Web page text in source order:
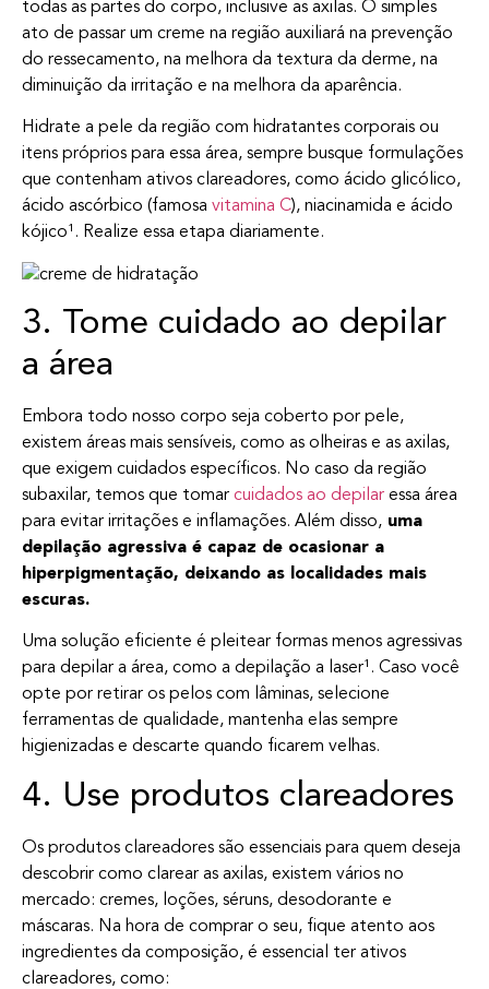
todas as partes do corpo, inclusive as axilas. O simples
ato de passar um creme na região auxiliará na prevenção
do ressecamento, na melhora da textura da derme, na
diminuição da irritação e na melhora da aparência.
Hidrate a pele da região com hidratantes corporais ou
itens próprios para essa área, sempre busque formulações
que contenham ativos clareadores, como ácido glicólico,
ácido ascórbico (famosa vitamina C), niacinamida e ácido
kójico¹. Realize essa etapa diariamente.
3. Tome cuidado ao depilar
a área
Embora todo nosso corpo seja coberto por pele,
existem áreas mais sensíveis, como as olheiras e as axilas,
que exigem cuidados específicos. No caso da região
subaxilar, temos que tomar cuidados ao depilar essa área
para evitar irritações e inflamações. Além disso, uma
depilação agressiva é capaz de ocasionar a
hiperpigmentação, deixando as localidades mais
escuras.
Uma solução eficiente é pleitear formas menos agressivas
para depilar a área, como a depilação a laser¹. Caso você
opte por retirar os pelos com lâminas, selecione
ferramentas de qualidade, mantenha elas sempre
higienizadas e descarte quando ficarem velhas.
4. Use produtos clareadores
Os produtos clareadores são essenciais para quem deseja
descobrir como clarear as axilas, existem vários no
mercado: cremes, loções, séruns, desodorante e
máscaras. Na hora de comprar o seu, fique atento aos
ingredientes da composição, é essencial ter ativos
clareadores, como: